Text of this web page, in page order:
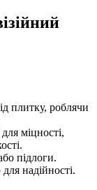
плитку, роблячи
міцності,
підлоги.
надійності.